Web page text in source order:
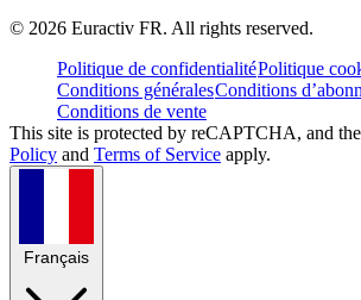
© 2026 Euractiv FR. All rights reserved.
Politique de confidentialitéPolitique
Conditions généralesConditions
Conditions de vente
This site is protected by reCAPTCHA, and
Policy and Terms of Service apply.
Français